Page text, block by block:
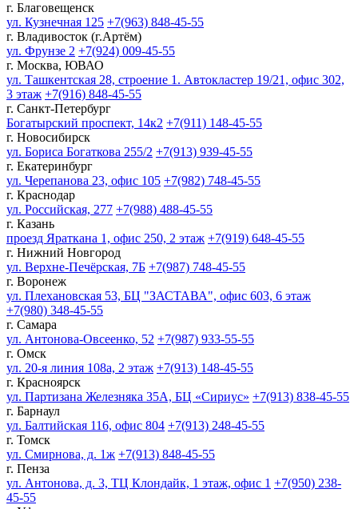
г. Благовещенск
ул. Кузнечная 125 +7(963) 848-45-55
г. Владивосток (г.Артём)
ул. Фрунзе 2 +7(924) 009-45-55
г. Москва, ЮВАО
ул. Ташкентская 28, строение 1. Автокластер 19/21, офис 302,
3 этаж +7(916) 848-45-55
г. Санкт-Петербург
Богатырский проспект, 14к2 +7(911) 148-45-55
г. Новосибирск
ул. Бориса Богаткова 255/2 +7(913) 939-45-55
г. Екатеринбург
ул. Черепанова 23, офис 105 +7(982) 748-45-55
г. Краснодар
ул. Российская, 277 +7(988) 488-45-55
г. Казань
проезд Яраткана 1, офис 250, 2 этаж +7(919) 648-45-55
г. Нижний Новгород
ул. Верхне-Печёрская, 7Б +7(987) 748-45-55
г. Воронеж
ул. Плехановская 53, БЦ "ЗАСТАВА", офис 603, 6 этаж
+7(980) 348-45-55
г. Самара
ул. Антонова-Овсеенко, 52 +7(987) 933-55-55
г. Омск
ул. 20-я линия 108а, 2 этаж +7(913) 148-45-55
г. Красноярск
ул. Партизана Железняка 35А, БЦ «Сириус» +7(913) 838-45-55
г. Барнаул
ул. Балтийская 116, офис 804 +7(913) 248-45-55
г. Томск
ул. Смирнова, д. 1ж +7(913) 848-45-55
г. Пенза
ул. Антонова, д. 3, ТЦ Клондайк, 1 этаж, офис 1 +7(950) 238-
45-55